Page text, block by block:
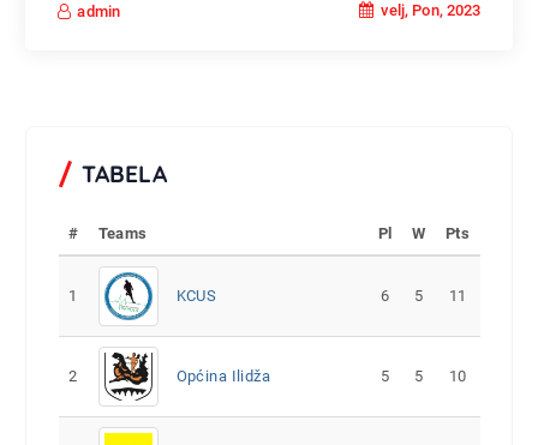
admin velj, Pon, 2023
TABELA
# Teams Pl W Pts
1 KCUS 6 5 11
2 Općina Ilidža 5 5 10